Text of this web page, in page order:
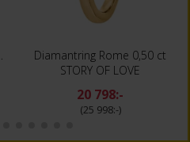
Diamantring Rome 0,50 ct
STORY OF LOVE
20 798:-
25 998:-